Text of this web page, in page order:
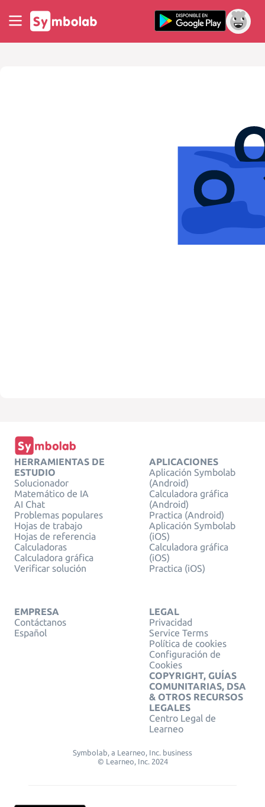
HERRAMIENTAS DE
ESTUDIO
Solucionador
Matemático de IA
AI Chat
Problemas populares
Hojas de trabajo
Hojas de referencia
Calculadoras
Calculadora gráfica
Verificar solución
APLICACIONES
Aplicación Symbolab
(Android)
Calculadora gráfica
(Android)
Practica (Android)
Aplicación Symbolab
(iOS)
Calculadora gráfica
(iOS)
Practica (iOS)
EMPRESA
Contáctanos
Español
LEGAL
Privacidad
Service Terms
Política de cookies
Configuración de
Cookies
COPYRIGHT, GUÍAS
COMUNITARIAS, DSA
& OTROS RECURSOS
LEGALES
Centro Legal de
Learneo
Symbolab, a Learneo, Inc. business
© Learneo, Inc. 2024